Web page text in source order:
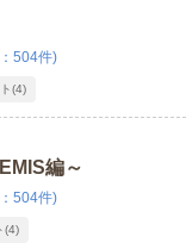
504件)
(4)
編～
504件)
(4)